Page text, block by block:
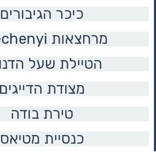
כיכר הגיבורים
Széchenyi מרחצאות
הטיילת שעל
מצודת הדייגים
טירת בודה
כנסיית מטיאס